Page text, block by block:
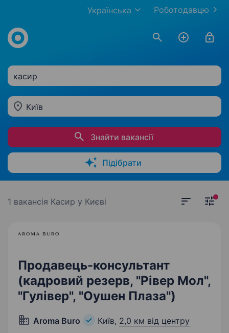
Роботодавцю
Українська
касир
Київ
Знайти вакансії
Підібрати
1 вакансія Касир у Києві
Продавець-консультант
(кадровий резерв, "Рівер Мол",
"Гулівер", "Оушен Плаза")
Aroma Buro Київ, 2,0 км від центру